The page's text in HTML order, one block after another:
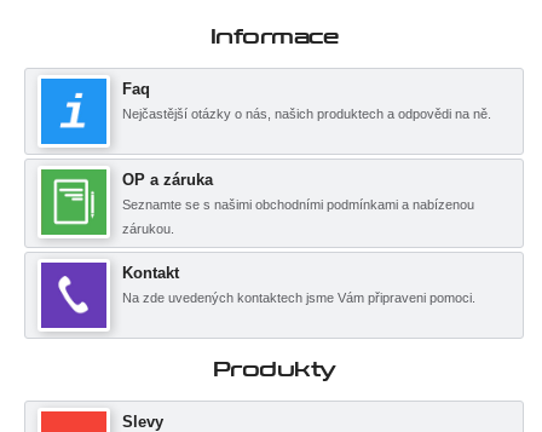
Informace
Faq
Nejčastější otázky o nás, našich produktech a odpovědi na ně.
OP a záruka
Seznamte se s našimi obchodními podmínkami a nabízenou
zárukou.
Kontakt
Na zde uvedených kontaktech jsme Vám připraveni pomoci.
Produkty
Slevy